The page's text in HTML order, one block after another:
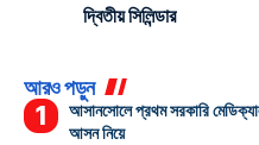
দ্বিতীয় সিলিন্ডার
আরও পড়ুন
আসানসোলে প্রথম সরকারি
আসন নিয়ে